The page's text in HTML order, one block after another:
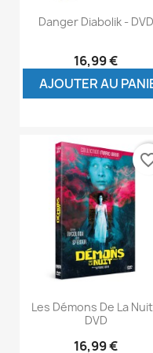
Danger Diabolik - DVD
16,99 €
AJOUTER AU
Les Démons De La
DVD
16,99 €